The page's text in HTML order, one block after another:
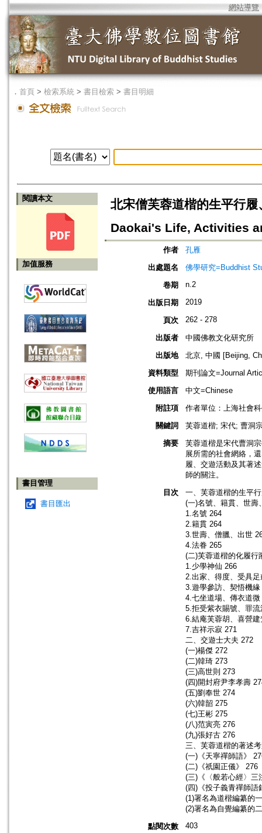
網站導覽
． 首頁 > 檢索系統 > 書目檢索 > 書目明細
閱讀本文
加值服務
書目管理
書目匯出
北宋僧芙蓉道楷的生平行
Daokai's Life, Activities
作者
孔雁
出處題名
佛學研究=Buddhist
卷期
n.2
出版日期 2019
頁次 262 - 278
出版者
中國佛教文化研究所
出版地
北京, 中國 [Beijing,
資料類型
期刊論文=Journal
使用語言
中文=Chinese
附註項
作者單位：上海社會
關鍵詞
芙蓉道楷; 宋代; 曹洞
摘要
芙蓉道楷是宋代曹洞
展所需的社會網絡，
履、交遊活動及其著
師的關注。
目次
一、芙蓉道楷的生平
(一)名號、籍貫、世壽
1.名號 264
2.籍貫 264
3.世壽、僧臘、出世
4.法眷 265
(二)芙蓉道楷的化履行
1.少學神仙 266
2.出家、得度、受具足
3.遊學參訪、契悟機緣
4.七坐道場、傳衣道微
5.拒受紫衣賜號、罪
6.結庵芙蓉胡、喜營
7.吉祥示寂 271
二、交遊士大夫 272
(一)楊傑 272
(二)韓琦 273
(三)高世則 273
(四)開封府尹李孝壽
(五)劉奉世 274
(六)韓韶 275
(七)王彬 275
(八)范寅亮 276
(九)張好古 276
三、芙蓉道楷的著述
(一)《天寧禪師語》
(二)《祇園正儀》 276
(三)《〈般若心經〉三
(四)《投子義青禪師語
(1)署名為道楷編纂的
(2)署名為自覺編纂的
點閱次數
403